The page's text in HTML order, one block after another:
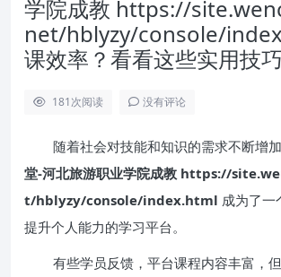
学院成教 https://
net/hblyzy/console/
课效率？看看这些实用技巧
181次阅读 没有评论
随着社会对技能和知识的需求不断增加
堂-河北旅游职业学院成教 https://
t/hblyzy/console/index.html 成为了一
提升个人能力的学习平台。
有些学员反馈，平台课程内容丰富，